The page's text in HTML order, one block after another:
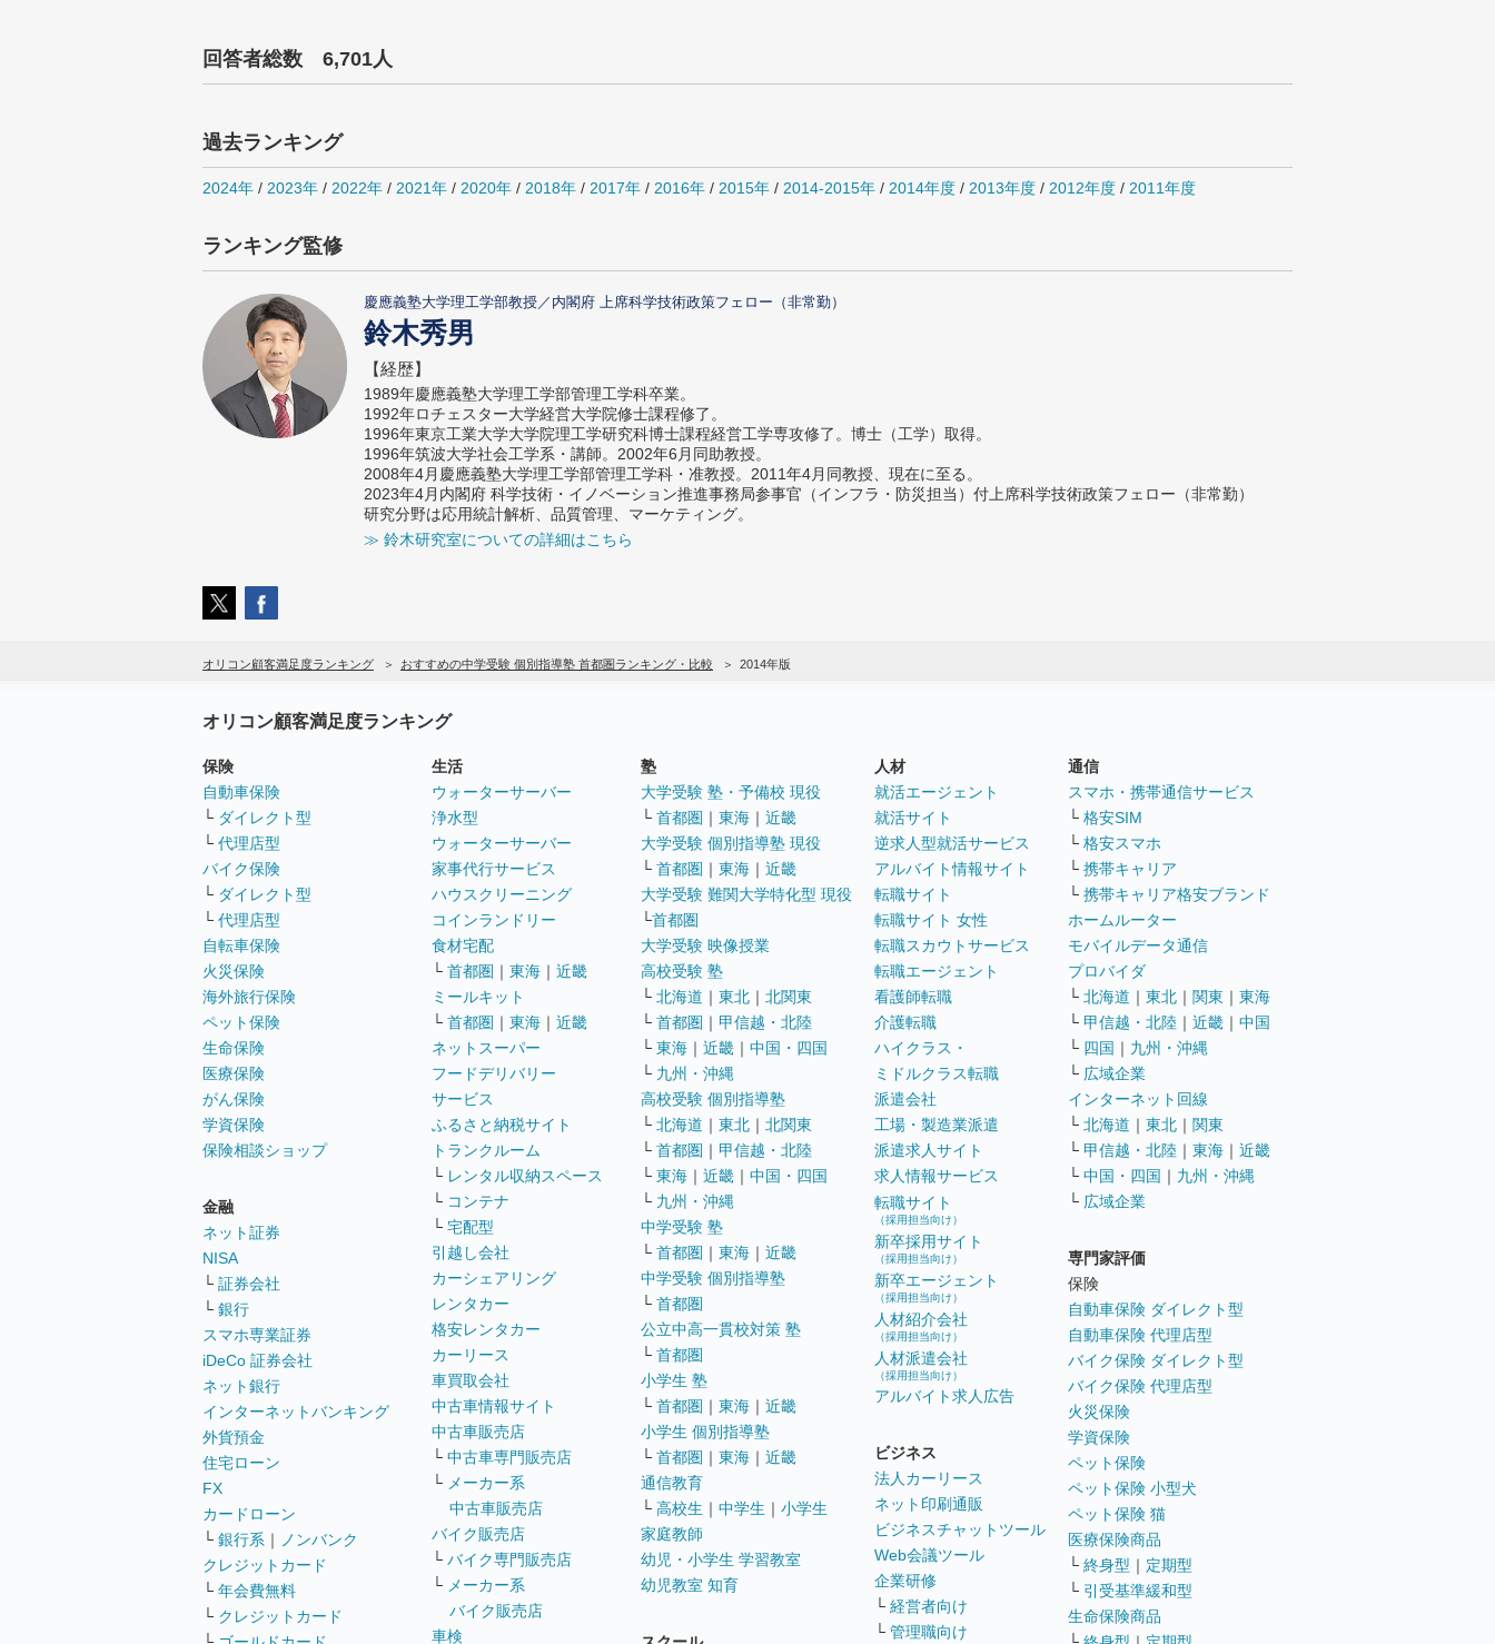
回答者総数 6,701人
過去ランキング
2024年 / 2023年 / 2022年 / 2021年 / 2020年 / 2018年 / 2017年 / 2016年 / 2015年 / 2014-2015年 / 2014年度 / 2013年度 / 2012年度 / 2011年度
ランキング監修
慶應義塾大学理工学部教授／内閣府 上席科学技術政策フェロー（非常勤）
鈴木秀男
【経歴】
1989年慶應義塾大学理工学部管理工学科卒業。
1992年ロチェスター大学経営大学院修士課程修了。
1996年東京工業大学大学院理工学研究科博士課程経営工学専攻修了。博士（工学）取得。
1996年筑波大学社会工学系・講師。2002年6月同助教授。
2008年4月慶應義塾大学理工学部管理工学科・准教授。2011年4月同教授、現在に至る。
2023年4月内閣府 科学技術・イノベーション推進事務局参事官（インフラ・防災担当）付上席科学技術政策フェロー（非常勤）
研究分野は応用統計解析、品質管理、マーケティング。
≫ 鈴木研究室についての詳細はこちら
オリコン顧客満足度ランキング おすすめの中学受験 個別指導塾 首都圏ランキング・比較 2014年版
オリコン顧客満足度ランキング
保険
自動車保険
└ ダイレクト型
└ 代理店型
バイク保険
└ ダイレクト型
└ 代理店型
自転車保険
火災保険
海外旅行保険
ペット保険
生命保険
医療保険
がん保険
学資保険
保険相談ショップ
金融
ネット証券
NISA
└ 証券会社
└ 銀行
スマホ専業証券
iDeCo 証券会社
ネット銀行
インターネットバンキング
外貨預金
住宅ローン
FX
カードローン
└ 銀行系 ｜ ノンバンク
クレジットカード
└ 年会費無料
└ クレジットカード
生活
ウォーターサーバー
浄水型
ウォーターサーバー
家事代行サービス
ハウスクリーニング
コインランドリー
食材宅配
└ 首都圏 ｜ 東海 ｜ 近畿
ミールキット
└ 首都圏 ｜ 東海 ｜ 近畿
ネットスーパー
フードデリバリー
サービス
ふるさと納税サイト
トランクルーム
└ レンタル収納スペース
└ コンテナ
└ 宅配型
引越し会社
カーシェアリング
レンタカー
格安レンタカー
カーリース
車買取会社
中古車情報サイト
中古車販売店
└ 中古車専門販売店
└ メーカー系
中古車販売店
バイク販売店
└ バイク専門販売店
└ メーカー系
バイク販売店
車検
塾
大学受験 塾・予備校 現役
└ 首都圏 ｜ 東海 ｜ 近畿
大学受験 個別指導塾 現役
└ 首都圏 ｜ 東海 ｜ 近畿
大学受験 難関大学特化型 現役
└首都圏
大学受験 映像授業
高校受験 塾
└ 北海道 ｜ 東北 ｜ 北関東
└ 首都圏 ｜ 甲信越・北陸
└ 東海 ｜ 近畿 ｜ 中国・四国
└ 九州・沖縄
高校受験 個別指導塾
└ 北海道 ｜ 東北 ｜ 北関東
└ 首都圏 ｜ 甲信越・北陸
└ 東海 ｜ 近畿 ｜ 中国・四国
└ 九州・沖縄
中学受験 塾
└ 首都圏 ｜ 東海 ｜ 近畿
中学受験 個別指導塾
└ 首都圏
公立中高一貫校対策 塾
└ 首都圏
小学生 塾
└ 首都圏 ｜ 東海 ｜ 近畿
小学生 個別指導塾
└ 首都圏 ｜ 東海 ｜ 近畿
通信教育
└ 高校生 ｜ 中学生 ｜ 小学生
家庭教師
幼児・小学生 学習教室
幼児教室 知育
人材
就活エージェント
就活サイト
逆求人型就活サービス
アルバイト情報サイト
転職サイト
転職サイト 女性
転職スカウトサービス
転職エージェント
看護師転職
介護転職
ハイクラス・
ミドルクラス転職
派遣会社
工場・製造業派遣
派遣求人サイト
求人情報サービス
転職サイト
（採用担当向け）
新卒採用サイト
（採用担当向け）
新卒エージェント
（採用担当向け）
人材紹介会社
（採用担当向け）
人材派遣会社
（採用担当向け）
アルバイト求人広告
ビジネス
法人カーリース
ネット印刷通販
ビジネスチャットツール
Web会議ツール
企業研修
└ 経営者向け
└ 管理職向け
通信
スマホ・携帯通信サービス
└ 格安SIM
└ 格安スマホ
└ 携帯キャリア
└ 携帯キャリア格安ブランド
ホームルーター
モバイルデータ通信
プロバイダ
└ 北海道 ｜ 東北 ｜ 関東 ｜ 東海
└ 甲信越・北陸 ｜ 近畿 ｜ 中国
└ 四国 ｜ 九州・沖縄
└ 広域企業
インターネット回線
└ 北海道 ｜ 東北 ｜ 関東
└ 甲信越・北陸 ｜ 東海 ｜ 近畿
└ 中国・四国 ｜ 九州・沖縄
└ 広域企業
専門家評価
保険
自動車保険 ダイレクト型
自動車保険 代理店型
バイク保険 ダイレクト型
バイク保険 代理店型
火災保険
学資保険
ペット保険
ペット保険 小型犬
ペット保険 猫
医療保険商品
└ 終身型 ｜ 定期型
└ 引受基準緩和型
生命保険商品